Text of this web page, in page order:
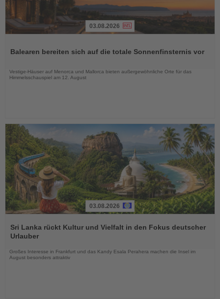
die
03.08.2026
Balearen bereiten sich auf die totale Sonnenfinsternis vor
Vestige-Häuser auf Menorca und Mallorca bieten außergewöhnliche Orte für das
Himmelsschauspiel am 12. August
Sie
die
03.08.2026
Sri Lanka rückt Kultur und Vielfalt in den Fokus deutscher
Urlauber
Großes Interesse in Frankfurt und das Kandy Esala Perahera machen die Insel im
August besonders attraktiv